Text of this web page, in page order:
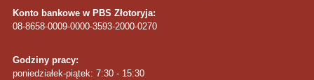
Konto bankowe w PBS Złotoryja:
08-8658-0009-0000-3593-2000-0270
Godziny pracy:
poniedziałek-piątek: 7:30 - 15:30